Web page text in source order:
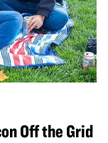
Off the Grid